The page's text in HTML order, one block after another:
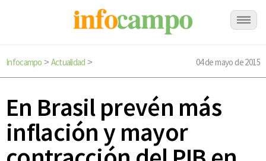
Infocampo > Actualidad > 04 de mayo de 2015
En Brasil prevén más
inflación y mayor